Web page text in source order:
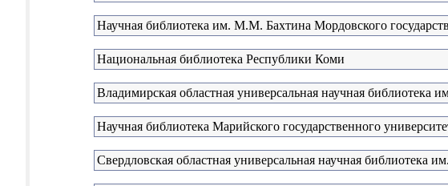
Научная библиотека им. М.М. Бахтина Мордовского
Национальная библиотека Республики Коми
Владимирская областная универсальная научная библиотека
Научная библиотека Марийского государственного
Свердловская областная универсальная научная библиотека